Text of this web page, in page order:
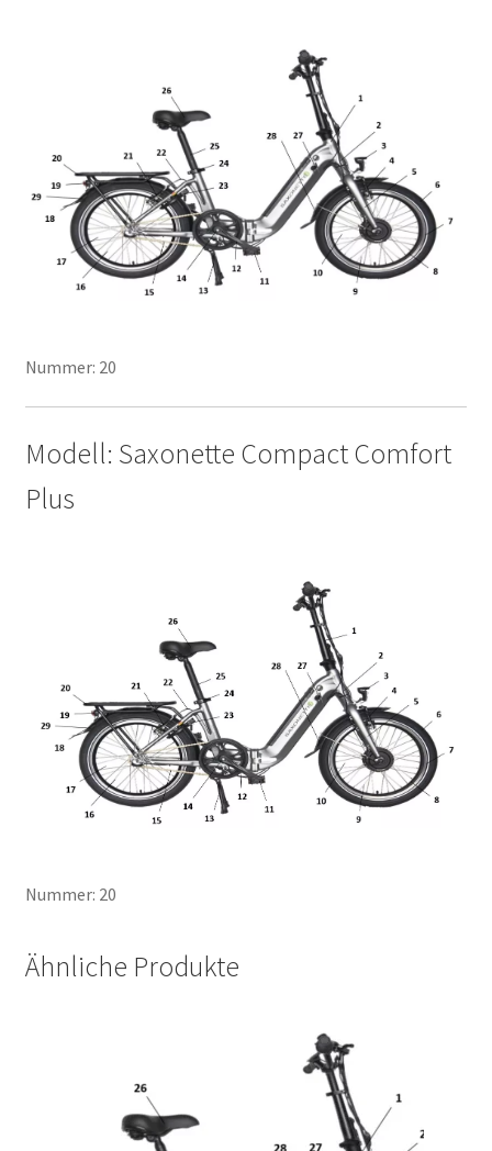
Nummer: 20
Modell: Saxonette Compact Comfort
Plus
Nummer: 20
Ähnliche Produkte